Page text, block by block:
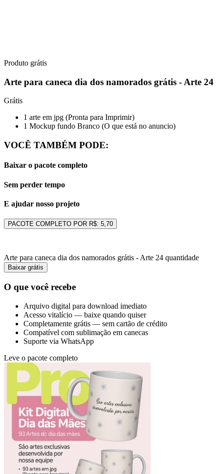
Produto grátis
Arte para caneca dia dos namorados grátis - Arte 24
Grátis
1 arte em jpg (Pronta para Imprimir)
1 Mockup fundo Branco (O que está no anuncio)
VOCÊ TAMBÉM PODE:
Baixar o pacote completo
Sem perder tempo
E ajudar nosso projeto
Arte para caneca dia dos namorados grátis - Arte 24 quantidade
Baixar grátis
O que você recebe
Arquivo digital para download imediato
Acesso vitalício — baixe quando quiser
Completamente grátis — sem cartão de crédito
Compatível com sublimação em canecas
Suporte via WhatsApp
Leve o pacote completo